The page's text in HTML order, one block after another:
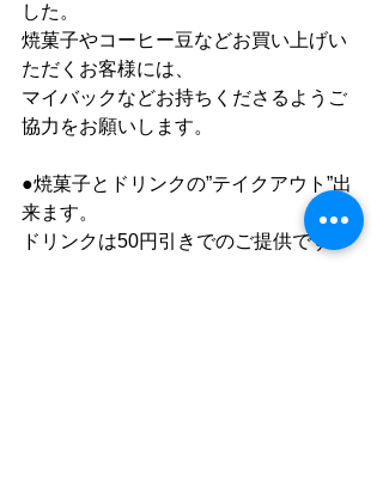
した。
焼菓子やコーヒー豆などお買い上げい
ただくお客様には、
マイバックなどお持ちくださるようご
協力をお願いします。
●焼菓子とドリンクの”テイクアウト”出
来ます。
ドリンクは50円引きでのご提供です。